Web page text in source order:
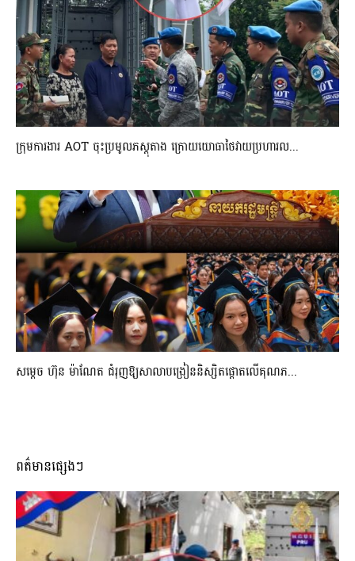
ក្រុមការងារ AOT ចុះប្រមូលភស្តុតាង ក្រោយយោធាថៃវាយប្រហារល...
សម្តេច ហ៊ុន ម៉ាណែត ជំរុញឱ្យសាលាបង្រៀននិស្សិតផ្តោតលើគុណភ...
ពត៌មានផ្សេងៗ